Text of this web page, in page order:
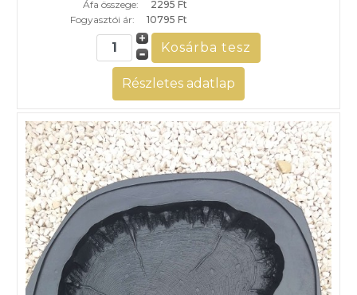
Áfa összege:
2295 Ft
Fogyasztói ár:
10795 Ft
Részletes adatlap